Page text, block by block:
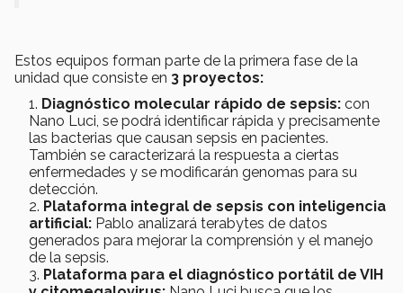
Estos equipos forman parte de la primera fase de la
unidad que consiste en 3 proyectos:
Diagnóstico molecular rápido de sepsis: con
Nano Luci, se podrá identificar rápida y precisamente
las bacterias que causan sepsis en pacientes.
También se caracterizará la respuesta a ciertas
enfermedades y se modificarán genomas para su
detección.
Plataforma integral de sepsis con inteligencia
artificial: Pablo analizará terabytes de datos
generados para mejorar la comprensión y el manejo
de la sepsis.
Plataforma para el diagnóstico portátil de VIH